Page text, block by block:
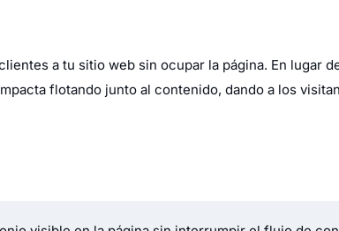
a tu sitio web sin ocupar la página. En lugar
flotando junto al contenido, dando a los